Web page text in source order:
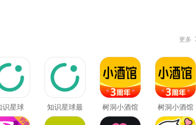
更多
识星球
知识星球最
新版
树洞小酒馆
树洞小酒馆
最新版